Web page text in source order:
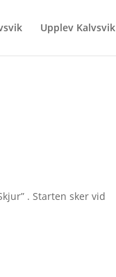
Upplev Kalvsvik
. Starten sker vid